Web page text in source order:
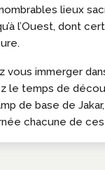
lieux
l’Ouest, dont
vous immerger
le temps de
de base de
chacune de